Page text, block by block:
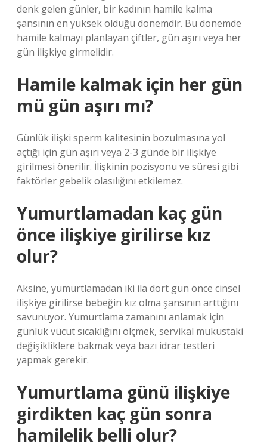
denk gelen günler, bir kadının hamile kalma
şansının en yüksek olduğu dönemdir. Bu dönemde
hamile kalmayı planlayan çiftler, gün aşırı veya her
gün ilişkiye girmelidir.
Hamile kalmak için her gün
mü gün aşırı mı?
Günlük ilişki sperm kalitesinin bozulmasına yol
açtığı için gün aşırı veya 2-3 günde bir ilişkiye
girilmesi önerilir. İlişkinin pozisyonu ve süresi gibi
faktörler gebelik olasılığını etkilemez.
Yumurtlamadan kaç gün
önce ilişkiye girilirse kız
olur?
Aksine, yumurtlamadan iki ila dört gün önce cinsel
ilişkiye girilirse bebeğin kız olma şansının arttığını
savunuyor. Yumurtlama zamanını anlamak için
günlük vücut sıcaklığını ölçmek, servikal mukustaki
değişikliklere bakmak veya bazı idrar testleri
yapmak gerekir.
Yumurtlama günü ilişkiye
girdikten kaç gün sonra
hamilelik belli olur?